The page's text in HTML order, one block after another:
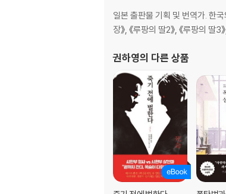
일본 출판물 기획 및 번역가. 한
장》, 《루팡의 딸2》, 《루팡의 딸
권하영의 다른 상품